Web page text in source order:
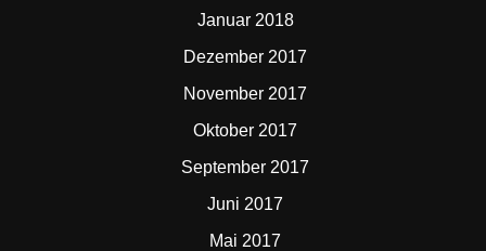
Januar 2018
Dezember 2017
November 2017
Oktober 2017
September 2017
Juni 2017
Mai 2017